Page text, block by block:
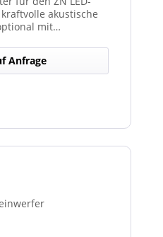
akustische
mit
Anfrage